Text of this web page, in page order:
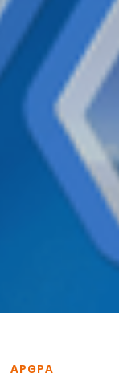
ΑΡΘΡΑ